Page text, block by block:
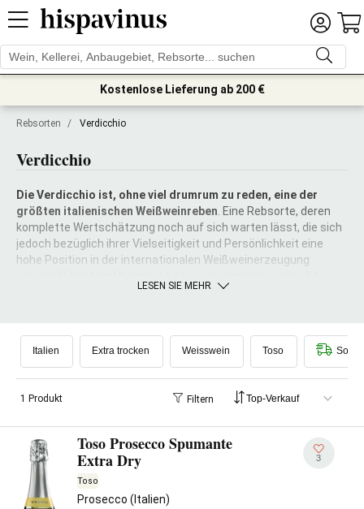
Kostenlose Lieferung ab 200 €
Rebsorten / Verdicchio
Verdicchio
Die Verdicchio ist, ohne viel drumrum zu reden, eine der
größten italienischen Weißweinreben . Eine Rebsorte, deren
komplette Wertschätzung noch auf sich warten lässt, die sich
jedoch bezüglich ihrer Vielseitigkeit und Persönlichkeit eine
hohe Position in der internationalen Weißweinerzeugung
Nachteil war, nämlich die extreme Territorialität, heute eine
die Marken sind in der Tat auf perfekte Weise verbunden.
Und
auf den Jesi-Hügeln, zwischen den antiken Schlössern der
mediterranen,
die vom Landesinneren frischen Winde bereitsmilden Klima, mit
Mineralvorkommen,
was den Trauben Charakter und
Struktur verleiht.
LESEN SIE MEHR
Italien Extra trocken Weisswein Toso
1 Produkt Filtern
Toso Prosecco Spumante
Extra Dry
Toso
Prosecco (Italien)
3